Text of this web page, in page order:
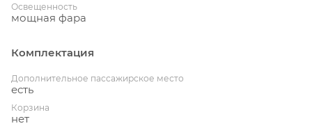
Освещенность
мощная фара
Комплектация
Дополнительное пассажирское место
есть
Корзина
нет